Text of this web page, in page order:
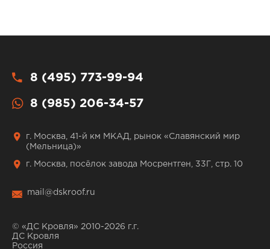
8 (495) 773-99-94
8 (985) 206-34-57
г. Москва, 41-й км МКАД, рынок «Славянский мир
(Мельница)»
г. Москва, посёлок завода Мосрентген, 33Г, стр. 10
mail@dskroof.ru
© «ДС Кровля» 2010-2026 г.г.
ДС Кровля
Россия